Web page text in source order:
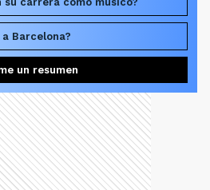
Barcelona?
un resumen